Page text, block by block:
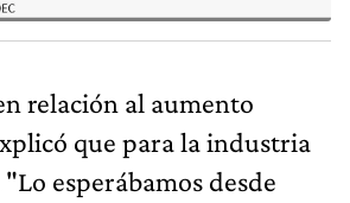
relación al aumento
que para la industria
esperábamos desde